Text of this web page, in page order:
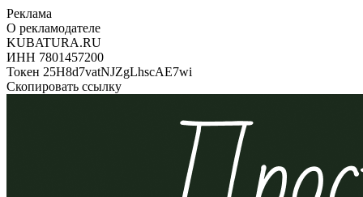
Реклама
О рекламодателе
KUBATURA.RU
ИНН 7801457200
Токен 25H8d7vatNJZgLhscAE7wi
Скопировать ссылку